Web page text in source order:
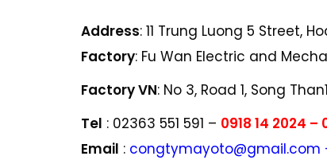
Address: 11 Trung Luong 5 Street,
Factory: Fu Wan Electric and
Factory VN: No 3, Road 1, Song
Tel : 02363 551 591 – 0918 14 2024 –
Email : congtymayoto@gmail.com